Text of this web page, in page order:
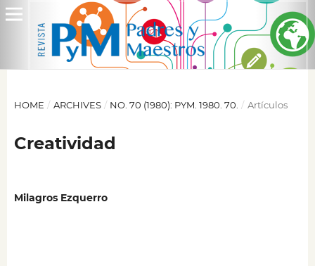
HOME / ARCHIVES / NO. 70 (1980): PYM. 1980. 70. / Artículos
Creatividad
Milagros Ezquerro